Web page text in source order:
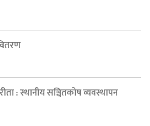
: स्थानीय सञ्चितकोष व्यवस्थापन